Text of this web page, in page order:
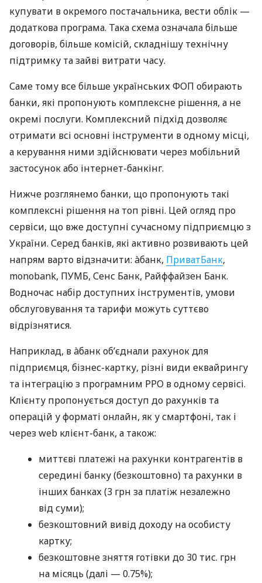
купувати в окремого постачальника, вести облік —
додаткова програма. Така схема означала більше
договорів, більше комісій, складнішу технічну
підтримку та зайві витрати часу.
Саме тому все більше українських ФОП обирають
банки, які пропонують комплексне рішення, а не
окремі послуги. Комплексний підхід дозволяє
отримати всі основні інструменти в одному місці,
а керування ними здійснювати через мобільний
застосунок або інтернет-банкінг.
Нижче розглянемо банки, що пропонують такі
комплексні рішення на топ рівні. Цей огляд про
сервіси, що вже доступні сучасному підприємцю з
України. Серед банків, які активно розвивають цей
напрям варто відзначити: àбанк, ПриватБанк,
monobank, ПУМБ, Сенс Банк, Райффайзен Банк.
Водночас набір доступних інструментів, умови
обслуговування та тарифи можуть суттєво
відрізнятися.
Наприклад, в àбанк об’єднали рахунок для
підприємця, бізнес-картку, різні види еквайрингу
та інтеграцію з програмним РРО в одному сервісі.
Клієнту пропонується доступ до рахунків та
операцій у форматі онлайн, як у смартфоні, так і
через web клієнт-банк, а також:
миттєві платежі на рахунки контрагентів в
середині банку (безкоштовно) та рахунки в
інших банках (3 грн за платіж незалежно
від суми);
безкоштовний вивід доходу на особисту
картку;
безкоштовне зняття готівки до 30 тис. грн
на місяць (далі — 0.75%);